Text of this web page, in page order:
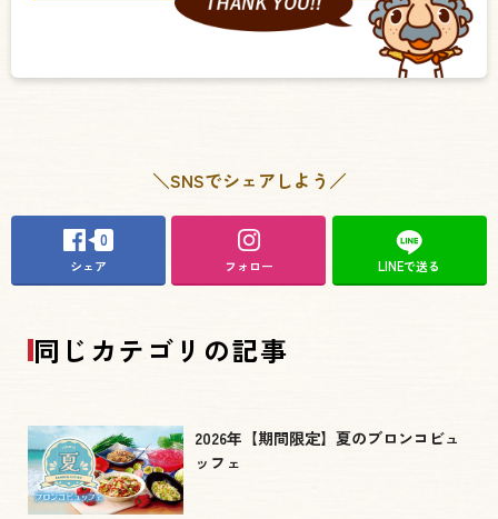
＼SNSでシェアしよう／
0
シェア フォロー LINEで送る
同じカテゴリの記事
2026年【期間限定】夏のブロンコビュ
ッフェ